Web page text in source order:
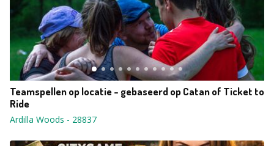
Teamspellen op locatie - gebaseerd op Catan of Ticket to
Ride
Ardilla Woods - 28837